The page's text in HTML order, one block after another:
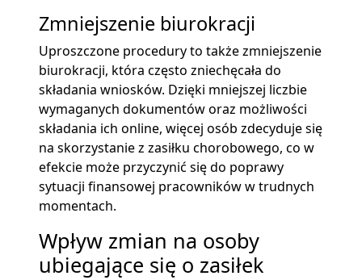
Zmniejszenie biurokracji
Uproszczone procedury to także zmniejszenie
biurokracji, która często zniechęcała do
składania wniosków. Dzięki mniejszej liczbie
wymaganych dokumentów oraz możliwości
składania ich online, więcej osób zdecyduje się
na skorzystanie z zasiłku chorobowego, co w
efekcie może przyczynić się do poprawy
sytuacji finansowej pracowników w trudnych
momentach.
Wpływ zmian na osoby
ubiegające się o zasiłek